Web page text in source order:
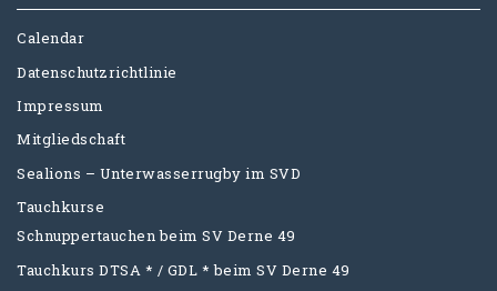
Calendar
Datenschutzrichtlinie
Impressum
Mitgliedschaft
Sealions – Unterwasserrugby im SVD
Tauchkurse
Schnuppertauchen beim SV Derne 49
Tauchkurs DTSA * / GDL * beim SV Derne 49